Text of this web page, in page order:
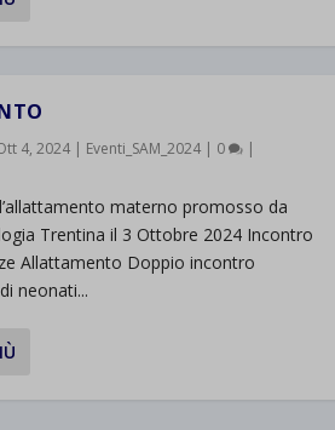
4, 2024 | Eventi_SAM_2024 | 0 |
materno promosso da
Trentina il 3 Ottobre 2024 Incontro
Allattamento Doppio incontro
neonati...